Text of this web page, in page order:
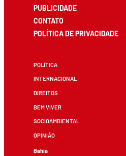
PUBLICIDADE
CONTATO
POLÍTICA DE PRIVACIDADE
POLÍTICA
INTERNACIONAL
DIREITOS
BEM VIVER
SOCIOAMBIENTAL
OPINIÃO
Bahia